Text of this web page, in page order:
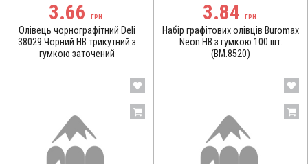
3.66 ГРН.
Олівець чорнографітний Deli
38029 Чорний HB трикутний з
гумкою заточений
3.84 ГРН.
Набір графітових олівців Buromax
Neon HB з гумкою 100 шт.
(BM.8520)